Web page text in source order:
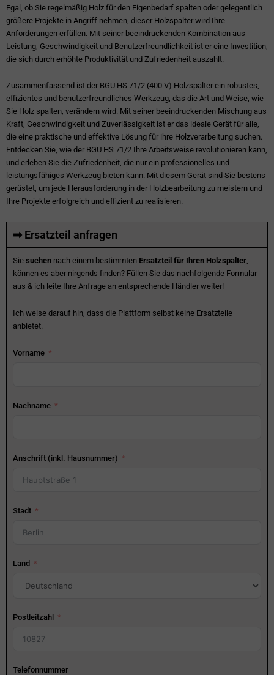
Egal, ob Sie regelmäßig Holz für den Eigenbedarf spalten oder gelegentlich
größere Projekte in Angriff nehmen, dieser Holzspalter wird Ihre
Anforderungen erfüllen. Mit seiner beeindruckenden Kombination aus
Leistung, Geschwindigkeit und Benutzerfreundlichkeit ist er eine Investition,
die sich durch erhöhte Produktivität und Zufriedenheit auszahlt.
Zusammenfassend ist der BGU HS 71/2 (400 V) Holzspalter ein robustes,
effizientes und benutzerfreundliches Werkzeug, das die Art und Weise, wie
Sie Holz spalten, verändern wird. Mit seiner beeindruckenden Mischung aus
Kraft, Geschwindigkeit und Zuverlässigkeit ist er das ideale Gerät für alle,
die eine praktische und effektive Lösung für ihre Holzverarbeitung suchen.
Entdecken Sie, wie der BGU HS 71/2 Ihre Arbeitsweise revolutionieren kann,
und erleben Sie die Zufriedenheit, die nur ein professionelles und
leistungsfähiges Werkzeug bieten kann. Mit diesem Gerät sind Sie bestens
gerüstet, um jede Herausforderung in der Holzbearbeitung zu meistern und
Ihre Projekte erfolgreich und effizient zu realisieren.
➡ Ersatzteil anfragen
Sie suchen nach einem bestimmten Ersatzteil für Ihren Holzspalter,
können es aber nirgends finden? Füllen Sie das nachfolgende Formular
aus & ich leite Ihre Anfrage an entsprechende Händler weiter!
Ich weise darauf hin, dass die Plattform selbst keine Ersatzteile
anbietet.
Vorname
Nachname
Anschrift (inkl. Hausnummer)
Stadt
Land
Postleitzahl
Telefonnummer